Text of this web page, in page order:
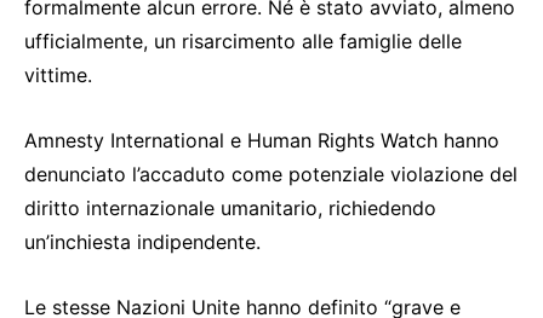
formalmente alcun errore. Né è stato avviato, almeno
ufficialmente, un risarcimento alle famiglie delle
vittime.
Amnesty International e Human Rights Watch hanno
denunciato l’accaduto come potenziale violazione del
diritto internazionale umanitario, richiedendo
un’inchiesta indipendente.
Le stesse Nazioni Unite hanno definito “grave e